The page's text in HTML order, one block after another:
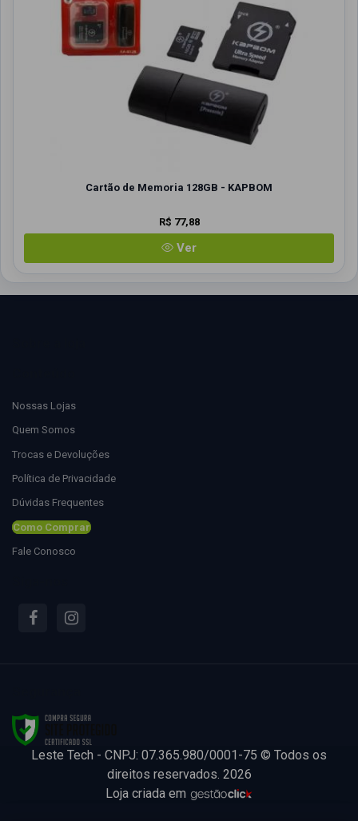
Cartão de Memoria 128GB - KAPBOM
R$ 77,88
Ver
Nossas Lojas
Quem Somos
Trocas e Devoluções
Política de Privacidade
Dúvidas Frequentes
Como Comprar
Fale Conosco
Leste Tech - CNPJ: 07.365.980/0001-75 © Todos os
direitos reservados. 2026
Loja criada em